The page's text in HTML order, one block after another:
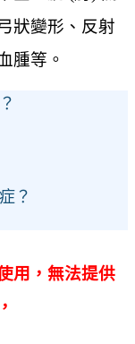
狀變形、反射
腫等。
？
用，無法提供